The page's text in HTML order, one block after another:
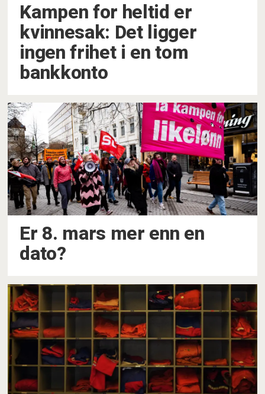
Kampen for heltid er
kvinnesak: Det ligger
ingen frihet i en tom
bankkonto
Er 8. mars mer enn en
dato?